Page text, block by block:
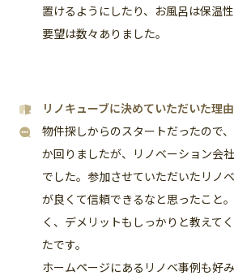
置けるようにしたり、お風呂は保温性
要望は数々ありました。
リノキューブに決めていただいた理
物件探しからのスタートだったので
か回りましたが、リノベーション会
でした。参加させていただいたリノ
が良くて信頼できるなと思ったこと
く、デメリットもしっかりと教えて
たです。
ホームページにあるリノベ事例も好